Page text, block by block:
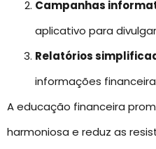
Campanhas
aplicativo para
Relatórios
informações
A educação financeira
harmoniosa e reduz as